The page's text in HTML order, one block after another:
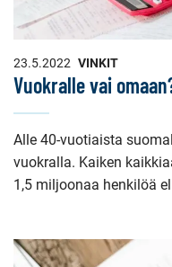
23.5.2022 VINKIT
Vuokralle vai
Alle 40-vuotiaista
vuokralla. Kaiken
1,5 miljoonaa henkilöä